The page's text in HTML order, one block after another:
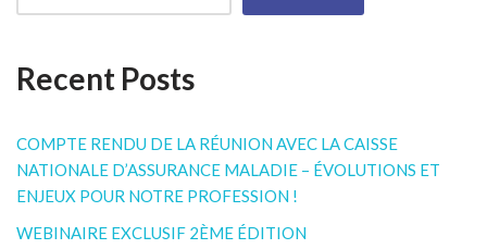
Recent Posts
COMPTE RENDU DE LA RÉUNION AVEC LA CAISSE
NATIONALE D’ASSURANCE MALADIE – ÉVOLUTIONS ET
ENJEUX POUR NOTRE PROFESSION !
WEBINAIRE EXCLUSIF 2ÈME ÉDITION